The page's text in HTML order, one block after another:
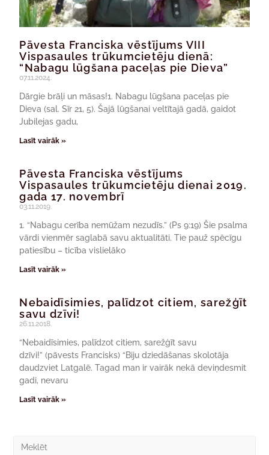
Pāvesta Franciska vēstījums VIII
Vispasaules trūkumcietēju dienā:
“Nabagu lūgšana paceļas pie Dieva”
07.11.2024.
Dārgie brāļi un māsas!1. Nabagu lūgšana paceļas pie
Dieva (sal. Sīr 21, 5). Šajā lūgšanai veltītajā gadā, gaidot
Jubilejas gadu,
Lasīt vairāk »
Pāvesta Franciska vēstījums
Vispasaules trūkumcietēju dienai 2019.
gada 17. novembrī
03.11.2019.
1. “Nabagu cerība nemūžam nezudīs.” (Ps 9:19) Šie psalma
vārdi vienmēr saglabā savu aktualitāti. Tie pauž spēcīgu
patiesību – ticība vislielāko
Lasīt vairāk »
Nebaidīsimies, palīdzot citiem, sarežģīt
savu dzīvi!
26.11.2018.
“Nebaidīsimies, palīdzot citiem, sarežģīt savu
dzīvi!” (pāvests Francisks) “Biju dziedāšanas skolotāja
daudzviet Latgalē. Tagad man ir vairāk nekā deviņdesmit
gadi, nevaru
Lasīt vairāk »